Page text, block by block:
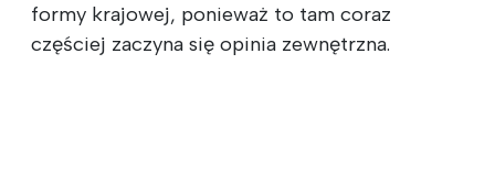
formy krajowej, ponieważ to tam coraz
częściej zaczyna się opinia zewnętrzna.